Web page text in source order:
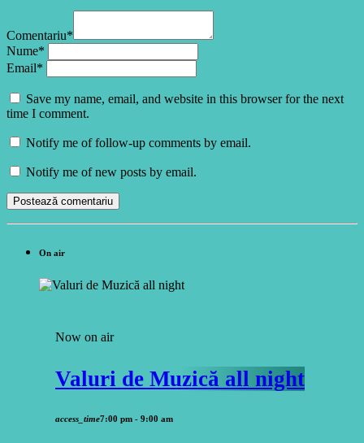
Comentariu*
Nume*
Email*
Save my name, email, and website in this browser for the next
time I comment.
Notify me of follow-up comments by email.
Notify me of new posts by email.
On air
Now on air
Valuri de Muzică all night
access_time7:00 pm - 9:00 am